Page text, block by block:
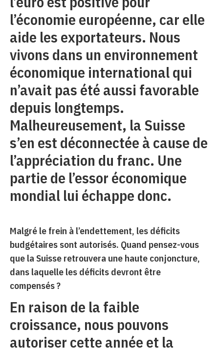
l’économie européenne, car elle
aide les exportateurs. Nous
vivons dans un environnement
économique international qui
n’avait pas été aussi favorable
depuis longtemps.
Malheureusement, la Suisse
s’en est déconnectée à cause de
l’appréciation du franc. Une
partie de l’essor économique
mondial lui échappe donc.
Malgré le frein à l’endettement, les déficits
budgétaires sont autorisés. Quand pensez-vous
que la Suisse retrouvera une haute conjoncture,
dans laquelle les déficits devront être
compensés ?
En raison de la faible
croissance, nous pouvons
autoriser cette année et la